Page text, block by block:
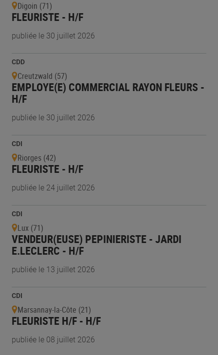
Digoin (71)
FLEURISTE - H/F
publiée le 30 juillet 2026
CDD
Creutzwald (57)
EMPLOYE(E) COMMERCIAL RAYON FLEURS -
H/F
publiée le 30 juillet 2026
CDI
Riorges (42)
FLEURISTE - H/F
publiée le 24 juillet 2026
CDI
Lux (71)
VENDEUR(EUSE) PEPINIERISTE - JARDI
E.LECLERC - H/F
publiée le 13 juillet 2026
CDI
Marsannay-la-Côte (21)
FLEURISTE H/F - H/F
publiée le 08 juillet 2026